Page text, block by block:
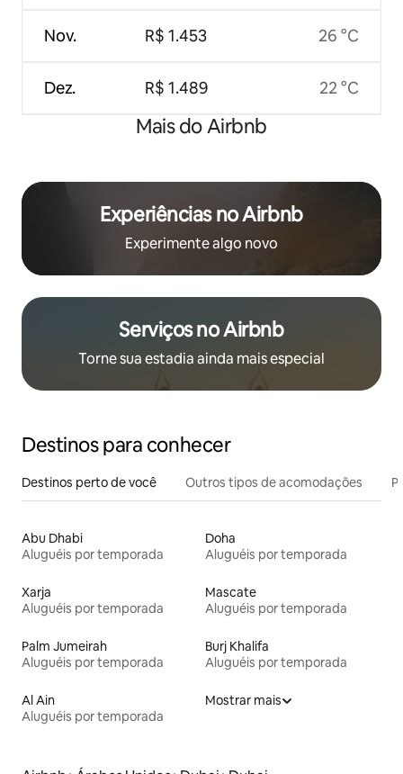
Nov.
Dez.
R$ 1.453
R$ 1.489
26 °C
22 °C
Mais do Airbnb
Experiências no Airbnb
Experimente algo novo
Serviços no Airbnb
Torne sua estadia ainda mais especial
Destinos para conhecer
Destinos perto de você Outros tipos de acomodações
Abu Dhabi
Aluguéis por temporada
Doha
Aluguéis por temporada
Xarja
Aluguéis por temporada
Mascate
Aluguéis por temporada
Palm Jumeirah
Aluguéis por temporada
Burj Khalifa
Aluguéis por temporada
Al Ain
Aluguéis por temporada
Mostrar mais